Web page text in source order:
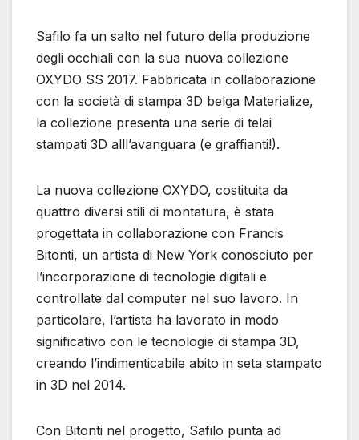
Safilo fa un salto nel futuro della produzione
degli occhiali con la sua nuova collezione
OXYDO SS 2017. Fabbricata in collaborazione
con la società di stampa 3D belga Materialize,
la collezione presenta una serie di telai
stampati 3D alll’avanguara (e graffianti!).
La nuova collezione OXYDO, costituita da
quattro diversi stili di montatura, è stata
progettata in collaborazione con Francis
Bitonti, un artista di New York conosciuto per
l’incorporazione di tecnologie digitali e
controllate dal computer nel suo lavoro. In
particolare, l’artista ha lavorato in modo
significativo con le tecnologie di stampa 3D,
creando l’indimenticabile abito in seta stampato
in 3D nel 2014.
Con Bitonti nel progetto, Safilo punta ad